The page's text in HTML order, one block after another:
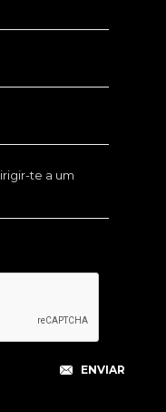
te a um